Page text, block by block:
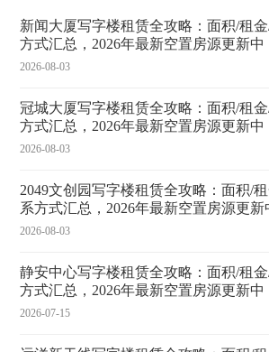
新闻大厦写字楼租赁全攻略：面积/租
方式汇总，2026年最新空置房源更新中
2026-08-03
冠城大厦写字楼租赁全攻略：面积/租
方式汇总，2026年最新空置房源更新中
2026-08-03
2049文创园写字楼租赁全攻略：面积/
系方式汇总，2026年最新空置房源更新
2026-08-03
静安中心写字楼租赁全攻略：面积/租
方式汇总，2026年最新空置房源更新中
2026-07-15